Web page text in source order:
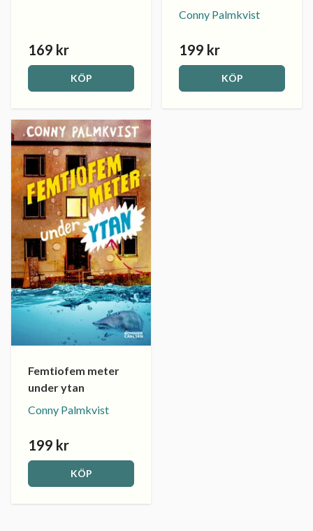
169 kr
KÖP
Conny Palmkvist
199 kr
KÖP
Femtiofem meter
under ytan
Conny Palmkvist
199 kr
KÖP